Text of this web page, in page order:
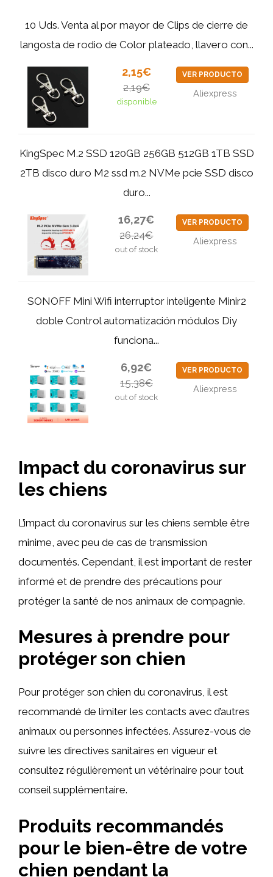
10 Uds. Venta al por mayor de Clips de cierre de
langosta de rodio de Color plateado, llavero con...
2,15€
2,19€
disponible
VER PRODUCTO
Aliexpress
KingSpec M.2 SSD 120GB 256GB 512GB 1TB SSD
2TB disco duro M2 ssd m.2 NVMe pcie SSD disco
duro...
16,27€
26,24€
out of stock
VER PRODUCTO
Aliexpress
SONOFF Mini Wifi interruptor inteligente Minir2
doble Control automatización módulos Diy
funciona...
6,92€
15,38€
out of stock
VER PRODUCTO
Aliexpress
Impact du coronavirus sur
les chiens
L’impact du coronavirus sur les chiens semble être
minime, avec peu de cas de transmission
documentés. Cependant, il est important de rester
informé et de prendre des précautions pour
protéger la santé de nos animaux de compagnie.
Mesures à prendre pour
protéger son chien
Pour protéger son chien du coronavirus, il est
recommandé de limiter les contacts avec d’autres
animaux ou personnes infectées. Assurez-vous de
suivre les directives sanitaires en vigueur et
consultez régulièrement un vétérinaire pour tout
conseil supplémentaire.
Produits recommandés
pour le bien-être de votre
chien pendant la